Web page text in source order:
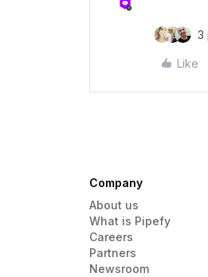
3
Like
Company
About us
What is Pipefy
Careers
Partners
Newsroom